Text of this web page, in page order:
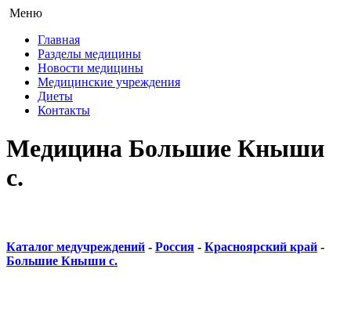
Меню
Главная
Разделы медицины
Новости медицины
Медицинские учреждения
Диеты
Контакты
Медицина Большие Кныши
с.
Каталог медучреждений - Россия - Красноярский край -
Большие Кныши с.